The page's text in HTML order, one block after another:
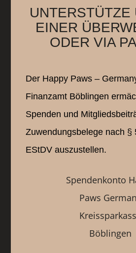
UNTERSTÜTZE
EINER
ODER VIA
Der Happy Paws –
Finanzamt Böblingen
Spenden und
Zuwendungsbelege nach §
EStDV auszustellen.
Spendenkonto
Paws
Böblingen